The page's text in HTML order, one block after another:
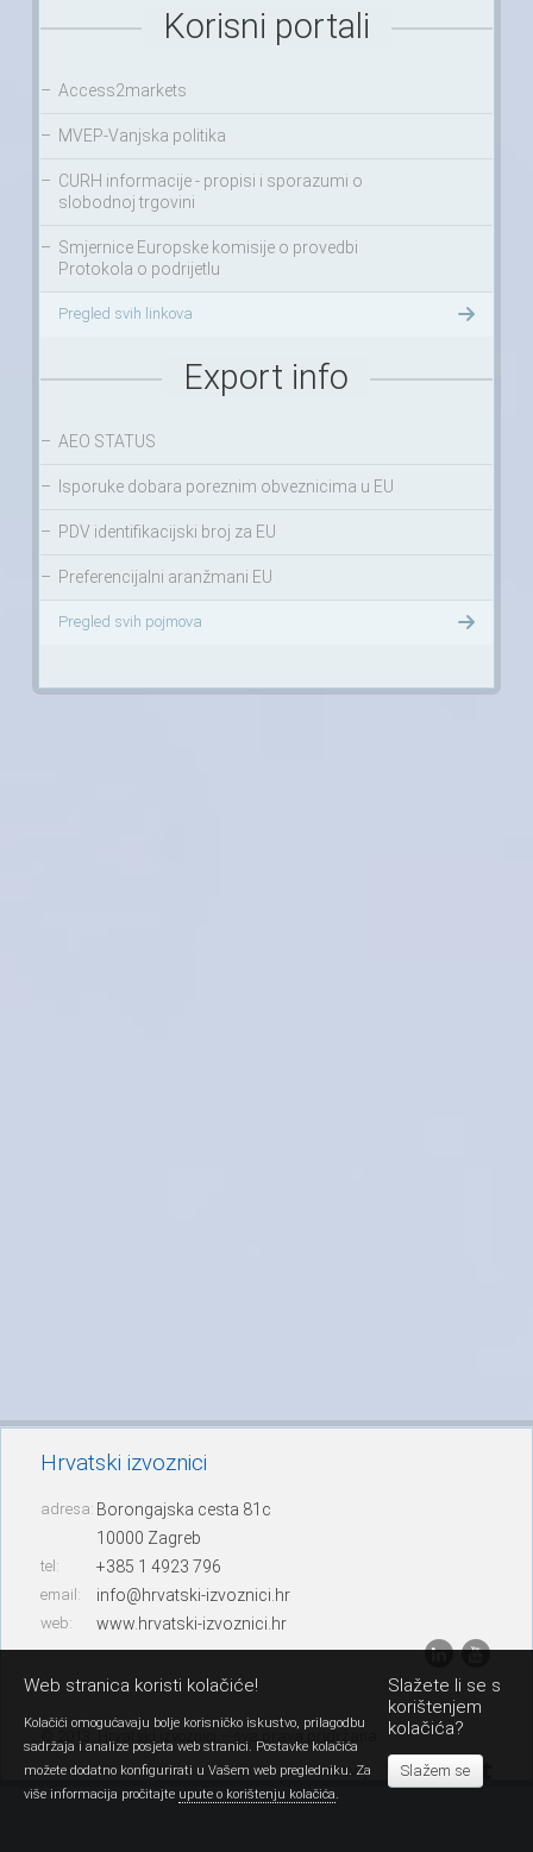
Korisni portali
– Access2markets
– MVEP-Vanjska politika
– CURH informacije - propisi i sporazumi o
slobodnoj trgovini
– Smjernice Europske komisije o provedbi
Protokola o podrijetlu
Pregled svih linkova
Export info
– AEO STATUS
– Isporuke dobara poreznim obveznicima u EU
– PDV identifikacijski broj za EU
– Preferencijalni aranžmani EU
Pregled svih pojmova
Hrvatski izvoznici
adresa: Borongajska cesta 81c
10000 Zagreb
tel: +385 1 4923 796
email: info@hrvatski-izvoznici.hr
web: www.hrvatski-izvoznici.hr
© 2013. Hrvatski izvoznici – sva prava pridržana
razvoj:
Web stranica koristi kolačiće!
Kolačići omogućavaju bolje korisničko iskustvo, prilagodbu
sadržaja i analize posjeta web stranici. Postavke kolačića
možete dodatno konfigurirati u Vašem web pregledniku. Za
više informacija pročitajte upute o korištenju kolačića
Slažete li se s
korištenjem
kolačića?
Slažem se